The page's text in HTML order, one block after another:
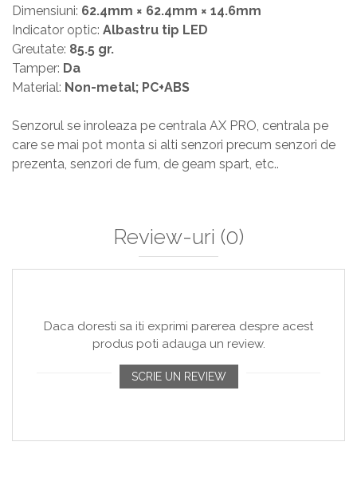
Dimensiuni: 62.4mm × 62.4mm × 14.6mm
Indicator optic: Albastru tip LED
Greutate: 85.5 gr.
Tamper: Da
Material: Non-metal; PC+ABS
Senzorul se inroleaza pe centrala AX PRO, centrala pe
care se mai pot monta si alti senzori precum senzori de
prezenta, senzori de fum, de geam spart, etc..
Review-uri (0)
Daca doresti sa iti exprimi parerea despre acest
produs poti adauga un review.
SCRIE UN REVIEW